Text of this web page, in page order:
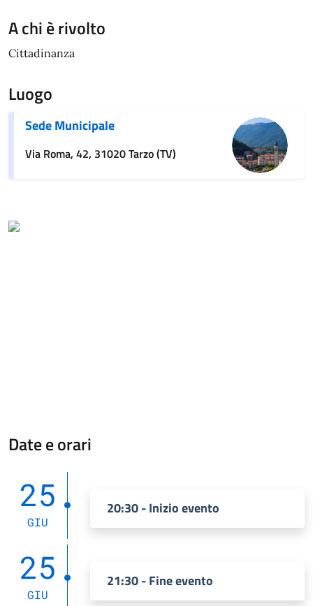
A chi è rivolto
Cittadinanza
Luogo
Sede Municipale
Via Roma, 42, 31020 Tarzo (TV)
Date e orari
25
GIU
20:30 - Inizio evento
25
GIU
21:30 - Fine evento